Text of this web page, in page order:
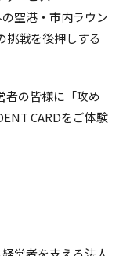
空港・市内ラウン
挑戦を後押しする
者の皆様に「攻め
CARDをご体験